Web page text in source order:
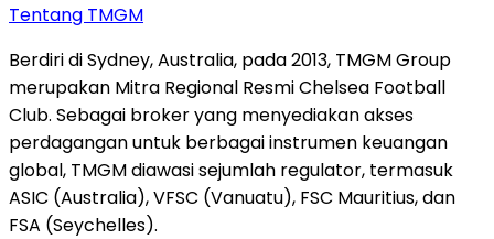
Tentang TMGM
Berdiri di Sydney, Australia, pada 2013, TMGM Group
merupakan Mitra Regional Resmi Chelsea Football
Club. Sebagai broker yang menyediakan akses
perdagangan untuk berbagai instrumen keuangan
global, TMGM diawasi sejumlah regulator, termasuk
ASIC (Australia), VFSC (Vanuatu), FSC Mauritius, dan
FSA (Seychelles).